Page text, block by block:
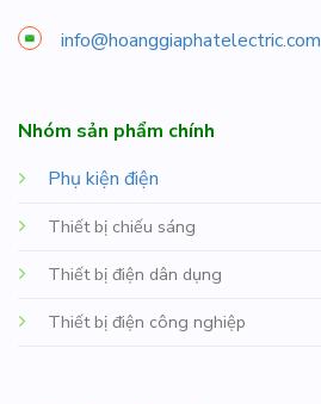
info@hoanggiaphatelectric.com
Nhóm sản phẩm chính
Phụ kiện điện
Thiết bị chiếu sáng
Thiết bị điện dân dụng
Thiết bị điện công nghiệp